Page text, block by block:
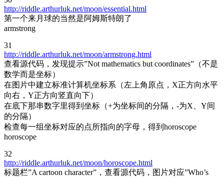
http://riddle.arthurluk.net/moon/essential.html
第一个来月球的当然是阿姆斯特朗了
armstrong
31
http://riddle.arthurluk.net/moon/armstrong.html
查看源代码，发现提示”Not mathematics but coordinates”（不是
数学而是坐标）
在图片中建立标准计算机坐标系（左上角原点，X正方向水平
向右，Y正方向竖直向下）
在底下那串数字里得到坐标（+为坐标间的分隔，-为X、Y间
的分隔）
检查每一组坐标对应的点所指向的字母，得到horoscope
horoscope
32
http://riddle.arthurluk.net/moon/horoscope.html
标题栏”A cartoon character”，查看源代码，图片对应”Who’s